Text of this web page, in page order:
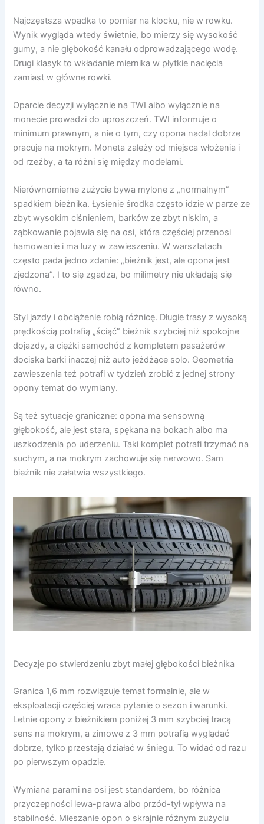
Najczęstsza wpadka to pomiar na klocku, nie w rowku.
Wynik wygląda wtedy świetnie, bo mierzy się wysokość
gumy, a nie głębokość kanału odprowadzającego wodę.
Drugi klasyk to wkładanie miernika w płytkie nacięcia
zamiast w główne rowki.
Oparcie decyzji wyłącznie na TWI albo wyłącznie na
monecie prowadzi do uproszczeń. TWI informuje o
minimum prawnym, a nie o tym, czy opona nadal dobrze
pracuje na mokrym. Moneta zależy od miejsca włożenia i
od rzeźby, a ta różni się między modelami.
Nierównomierne zużycie bywa mylone z „normalnym”
spadkiem bieżnika. Łysienie środka często idzie w parze ze
zbyt wysokim ciśnieniem, barków ze zbyt niskim, a
ząbkowanie pojawia się na osi, która częściej przenosi
hamowanie i ma luzy w zawieszeniu. W warsztatach
często pada jedno zdanie: „bieżnik jest, ale opona jest
zjedzona”. I to się zgadza, bo milimetry nie układają się
równo.
Styl jazdy i obciążenie robią różnicę. Długie trasy z wysoką
prędkością potrafią „ściąć” bieżnik szybciej niż spokojne
dojazdy, a ciężki samochód z kompletem pasażerów
dociska barki inaczej niż auto jeżdżące solo. Geometria
zawieszenia też potrafi w tydzień zrobić z jednej strony
opony temat do wymiany.
Są też sytuacje graniczne: opona ma sensowną
głębokość, ale jest stara, spękana na bokach albo ma
uszkodzenia po uderzeniu. Taki komplet potrafi trzymać na
suchym, a na mokrym zachowuje się nerwowo. Sam
bieżnik nie załatwia wszystkiego.
Decyzje po stwierdzeniu zbyt małej głębokości bieżnika
Granica 1,6 mm rozwiązuje temat formalnie, ale w
eksploatacji częściej wraca pytanie o sezon i warunki.
Letnie opony z bieżnikiem poniżej 3 mm szybciej tracą
sens na mokrym, a zimowe z 3 mm potrafią wyglądać
dobrze, tylko przestają działać w śniegu. To widać od razu
po pierwszym opadzie.
Wymiana parami na osi jest standardem, bo różnica
przyczepności lewa-prawa albo przód-tył wpływa na
stabilność. Mieszanie opon o skrajnie różnym zużyciu